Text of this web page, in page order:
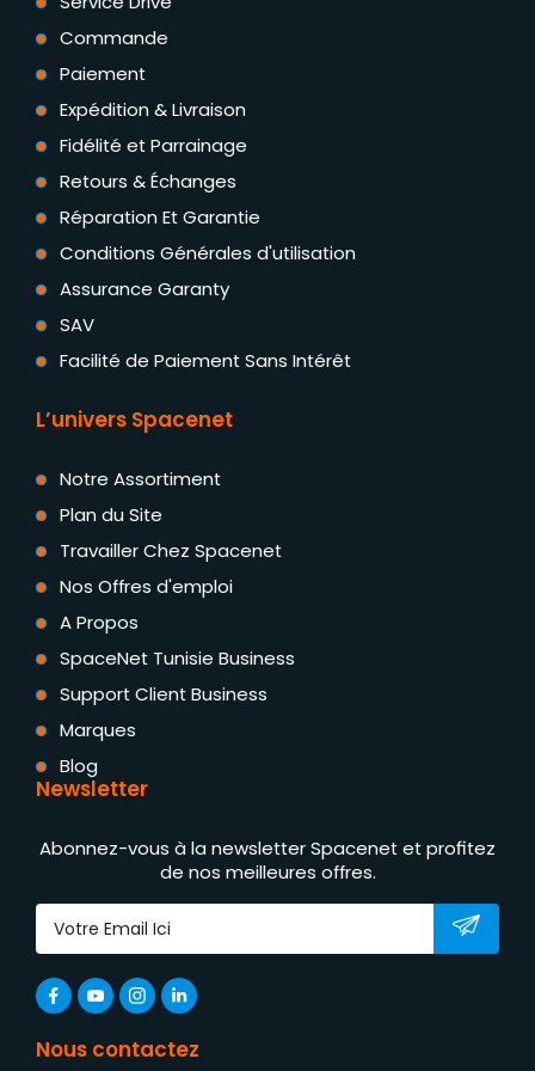
Commande
Paiement
Expédition & Livraison
Fidélité et Parrainage
Retours & Échanges
Réparation Et Garantie
Conditions Générales d'utilisation
Assurance Garanty
SAV
Facilité de Paiement Sans Intérêt
L’univers Spacenet
Notre Assortiment
Plan du Site
Travailler Chez Spacenet
Nos Offres d'emploi
A Propos
SpaceNet Tunisie Business
Support Client Business
Marques
Blog
Newsletter
Abonnez-vous à la newsletter Spacenet et profitez
de nos meilleures offres.
Nous contactez